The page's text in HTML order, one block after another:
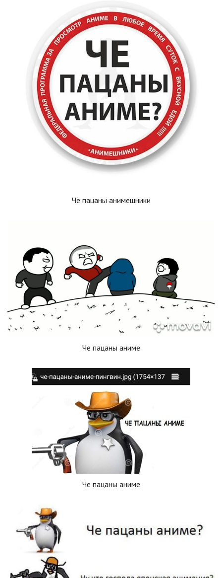
Чё пацаны анимешники
Че пацаны аниме
Че пацаны аниме